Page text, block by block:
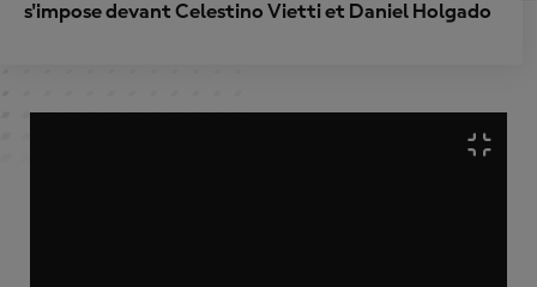
s'impose devant Celestino Vietti et Daniel Holgado